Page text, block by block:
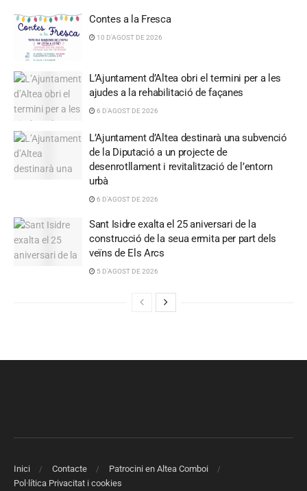
Contes a la Fresca
10 D'AGOST DE 2026
L’Ajuntament d’Altea obri el termini per a les
ajudes a la rehabilitació de façanes
6 D'AGOST DE 2026
L’Ajuntament d’Altea destinarà una subvenció
de la Diputació a un projecte de
desenrotllament i revitalització de l’entorn
urbà
6 D'AGOST DE 2026
Sant Isidre exalta el 25 aniversari de la
construcció de la seua ermita per part dels
veïns de Els Arcs
5 D'AGOST DE 2026
Inici Contacte
Patrocini en Altea Comboi
Pol·lítica Privacitat i cookies